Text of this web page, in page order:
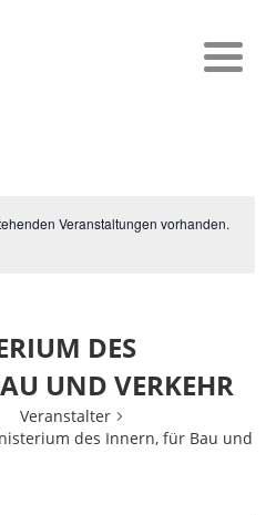
Veranstaltungen vorhanden.
DES
UND VERKEHR
Veranstalter
des Innern, für Bau und